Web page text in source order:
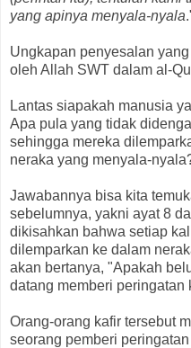
yang apinya menyala-nyala
Ungkapan penyesalan
oleh Allah SWT dalam al-
Lantas siapakah manusia
Apa pula yang tidak
sehingga mereka
neraka yang menyala-
Jawabannya bisa kita
sebelumnya, yakni ayat 8
dikisahkan bahwa setiap
dilemparkan ke dalam
akan bertanya, "Apakah
datang memberi
Orang-orang kafir tersebut
seorang pemberi